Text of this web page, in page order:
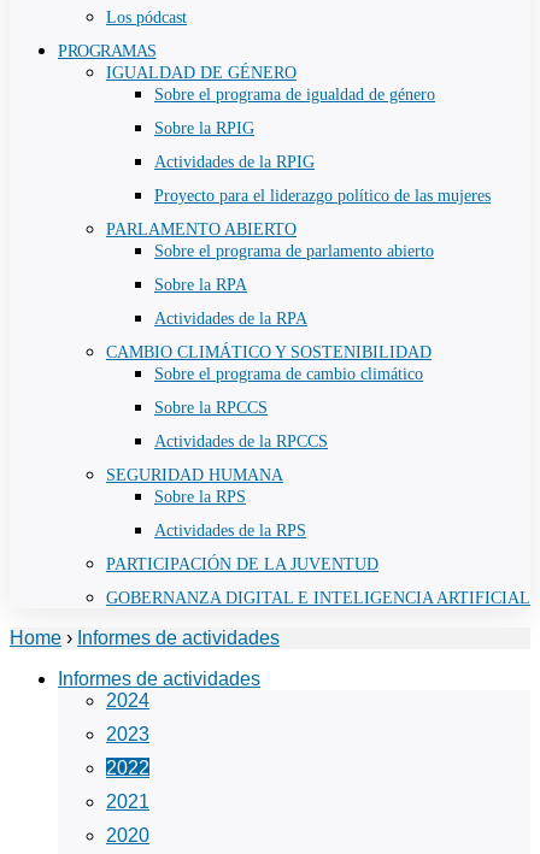
Los pódcast
PROGRAMAS
IGUALDAD DE GÉNERO
Sobre el programa de igualdad de género
Sobre la RPIG
Actividades de la RPIG
Proyecto para el liderazgo político de las mujeres
PARLAMENTO ABIERTO
Sobre el programa de parlamento abierto
Sobre la RPA
Actividades de la RPA
CAMBIO CLIMÁTICO Y SOSTENIBILIDAD
Sobre el programa de cambio climático
Sobre la RPCCS
Actividades de la RPCCS
SEGURIDAD HUMANA
Sobre la RPS
Actividades de la RPS
PARTICIPACIÓN DE LA JUVENTUD
GOBERNANZA DIGITAL E INTELIGENCIA ARTIFICIAL
Home › Informes de actividades
Informes de actividades
2024
2023
2022
2021
2020